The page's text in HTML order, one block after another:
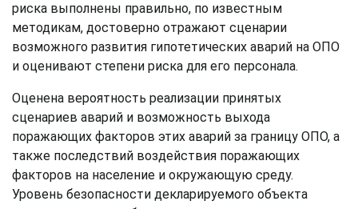
риска выполнены правильно, по известным
методикам, достоверно отражают сценарии
возможного развития гипотетических аварий на ОПО
и оценивают степени риска для его персонала.
Оценена вероятность реализации принятых
сценариев аварий и возможность выхода
поражающих факторов этих аварий за границу ОПО, а
также последствий воздействия поражающих
факторов на население и окружающую среду.
Уровень безопасности декларируемого объекта